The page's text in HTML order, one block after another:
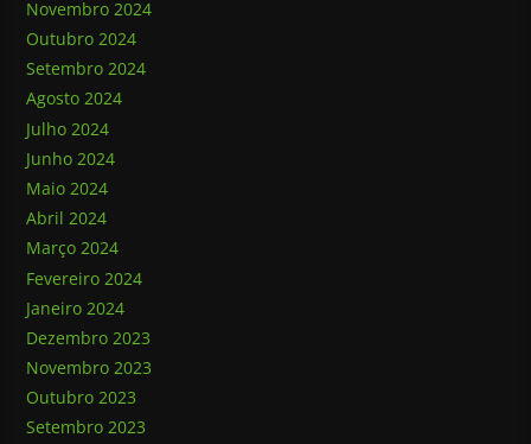
Novembro 2024
Outubro 2024
Setembro 2024
Agosto 2024
Julho 2024
Junho 2024
Maio 2024
Abril 2024
Março 2024
Fevereiro 2024
Janeiro 2024
Dezembro 2023
Novembro 2023
Outubro 2023
Setembro 2023